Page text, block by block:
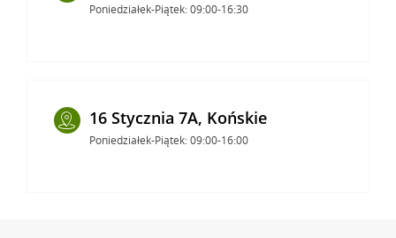
Poniedziałek-Piątek: 09:00-16:30
16 Stycznia 7A, Końskie
Poniedziałek-Piątek: 09:00-16:00